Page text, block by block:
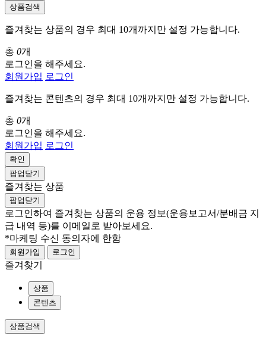
상품검색
즐겨찾는 상품의 경우 최대 10개까지만 설정 가능합니다.
총 0개
로그인을 해주세요.
회원가입 로그인
즐겨찾는 콘텐츠의 경우 최대 10개까지만 설정 가능합니다.
총 0개
로그인을 해주세요.
회원가입 로그인
확인
팝업닫기
즐겨찾는 상품
팝업닫기
로그인하여 즐겨찾는 상품의 운용 정보(운용보고서/분배금 지
급 내역 등)를 이메일로 받아보세요.
*마케팅 수신 동의자에 한함
회원가입 로그인
즐겨찾기
상품
콘텐츠
상품검색